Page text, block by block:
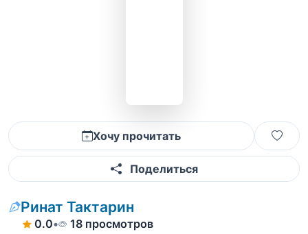
Хочу прочитать
Поделиться
Ринат Тактарин
0.0• 18 просмотров